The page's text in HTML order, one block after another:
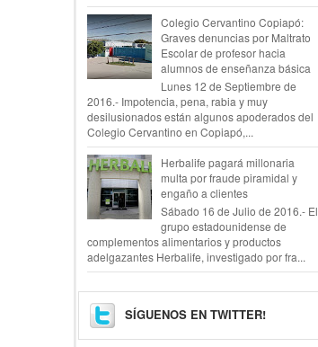
Colegio Cervantino Copiapó:
Graves denuncias por Maltrato
Escolar de profesor hacia
alumnos de enseñanza básica
Lunes 12 de Septiembre de
2016.- Impotencia, pena, rabia y muy
desilusionados están algunos apoderados del
Colegio Cervantino en Copiapó,...
Herbalife pagará millonaria
multa por fraude piramidal y
engaño a clientes
Sábado 16 de Julio de 2016.- El
grupo estadounidense de
complementos alimentarios y productos
adelgazantes Herbalife, investigado por fra...
SÍGUENOS EN TWITTER!